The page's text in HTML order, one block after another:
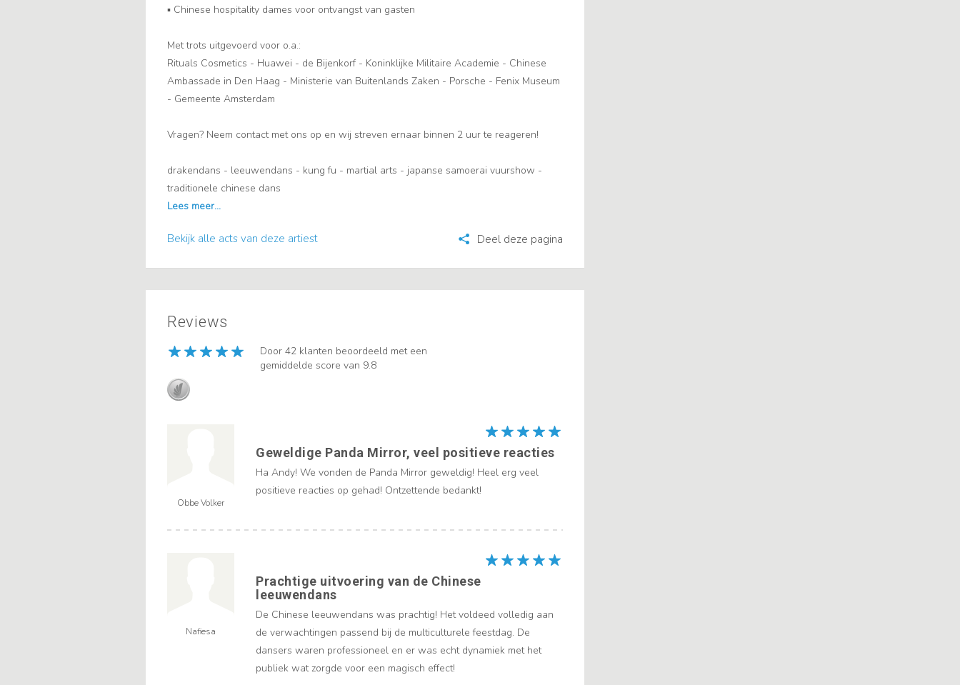
▪️ Chinese hospitality dames voor ontvangst van gasten
Met trots uitgevoerd voor o.a.:
Rituals Cosmetics - Huawei - de Bijenkorf - Koninklijke Militaire Academie - Chinese
Ambassade in Den Haag - Ministerie van Buitenlands Zaken - Porsche - Fenix Museum
- Gemeente Amsterdam
Vragen? Neem contact met ons op en wij streven ernaar binnen 2 uur te reageren!
drakendans - leeuwendans - kung fu - martial arts - japanse samoerai vuurshow -
traditionele chinese dans
Bekijk alle acts van deze artiest Deel deze pagina
Reviews
Door 42 klanten beoordeeld met een
gemiddelde score van 9.8
Obbe Volker
Geweldige Panda Mirror, veel positieve reacties
Ha Andy! We vonden de Panda Mirror geweldig! Heel erg veel
positieve reacties op gehad! Ontzettende bedankt!
Nafiesa
Prachtige uitvoering van de Chinese
leeuwendans
De Chinese leeuwendans was prachtig! Het voldeed volledig aan
de verwachtingen passend bij de multiculturele feestdag. De
dansers waren professioneel en er was echt dynamiek met het
publiek wat zorgde voor een magisch effect!